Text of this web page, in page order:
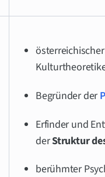
Begründer der
Erfinder und
derStruktur
berühmter